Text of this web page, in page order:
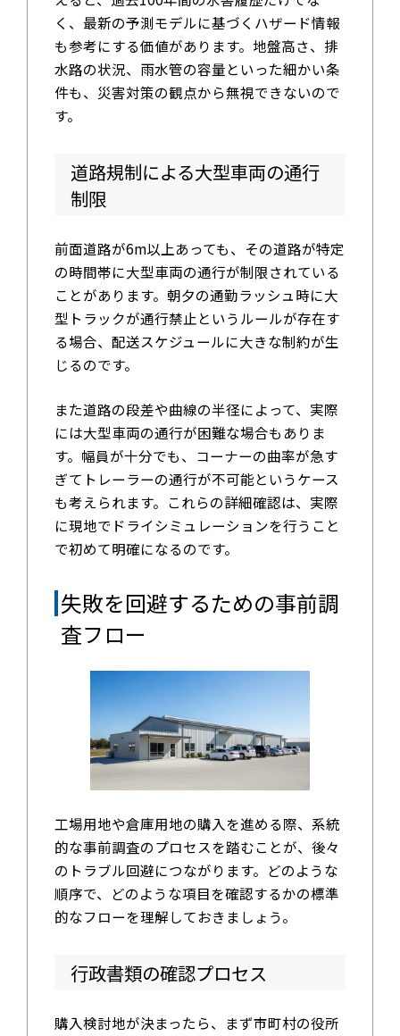
く、最新の予測モデルに基づくハザード情報
も参考にする価値があります。地盤高さ、排
水路の状況、雨水管の容量といった細かい条
件も、災害対策の観点から無視できないので
す。
道路規制による大型車両の通行
制限
前面道路が6m以上あっても、その道路が特定
の時間帯に大型車両の通行が制限されている
ことがあります。朝夕の通勤ラッシュ時に大
型トラックが通行禁止というルールが存在す
る場合、配送スケジュールに大きな制約が生
じるのです。
また道路の段差や曲線の半径によって、実際
には大型車両の通行が困難な場合もありま
す。幅員が十分でも、コーナーの曲率が急す
ぎてトレーラーの通行が不可能というケース
も考えられます。これらの詳細確認は、実際
に現地でドライシミュレーションを行うこと
で初めて明確になるのです。
失敗を回避するための事前調
査フロー
工場用地や倉庫用地の購入を進める際、系統
的な事前調査のプロセスを踏むことが、後々
のトラブル回避につながります。どのような
順序で、どのような項目を確認するかの標準
的なフローを理解しておきましょう。
行政書類の確認プロセス
購入検討地が決まったら、まず市町村の役所